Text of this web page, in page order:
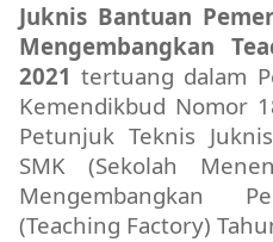
Juknis Bantuan
Mengembangkan
2021tertuang dalam
Kemendikbud Nomor
Petunjuk Teknis
SMK (Sekolah
Mengembangkan
(Teaching Factory)